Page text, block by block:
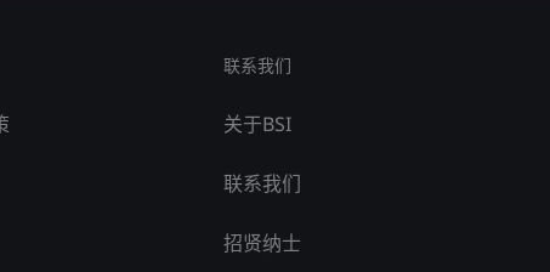
联系我们
关于BSI
联系我们
招贤纳士